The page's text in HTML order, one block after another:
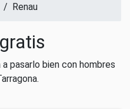
/ Renau
pasarlo bien con hombres